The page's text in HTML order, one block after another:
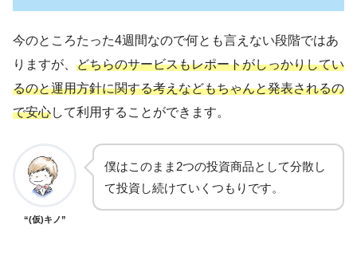
今のところたった4週間なので何とも言えない段階ではあ
りますが、 どちらのサービスもレポートがしっかりしてい
るのと運用方針に関する考えなどもちゃんと発表されるの
で安心して利用することができます。
“(仮)キノ”
僕はこのまま2つの投資商品として分散し
て投資し続けていくつもりです。